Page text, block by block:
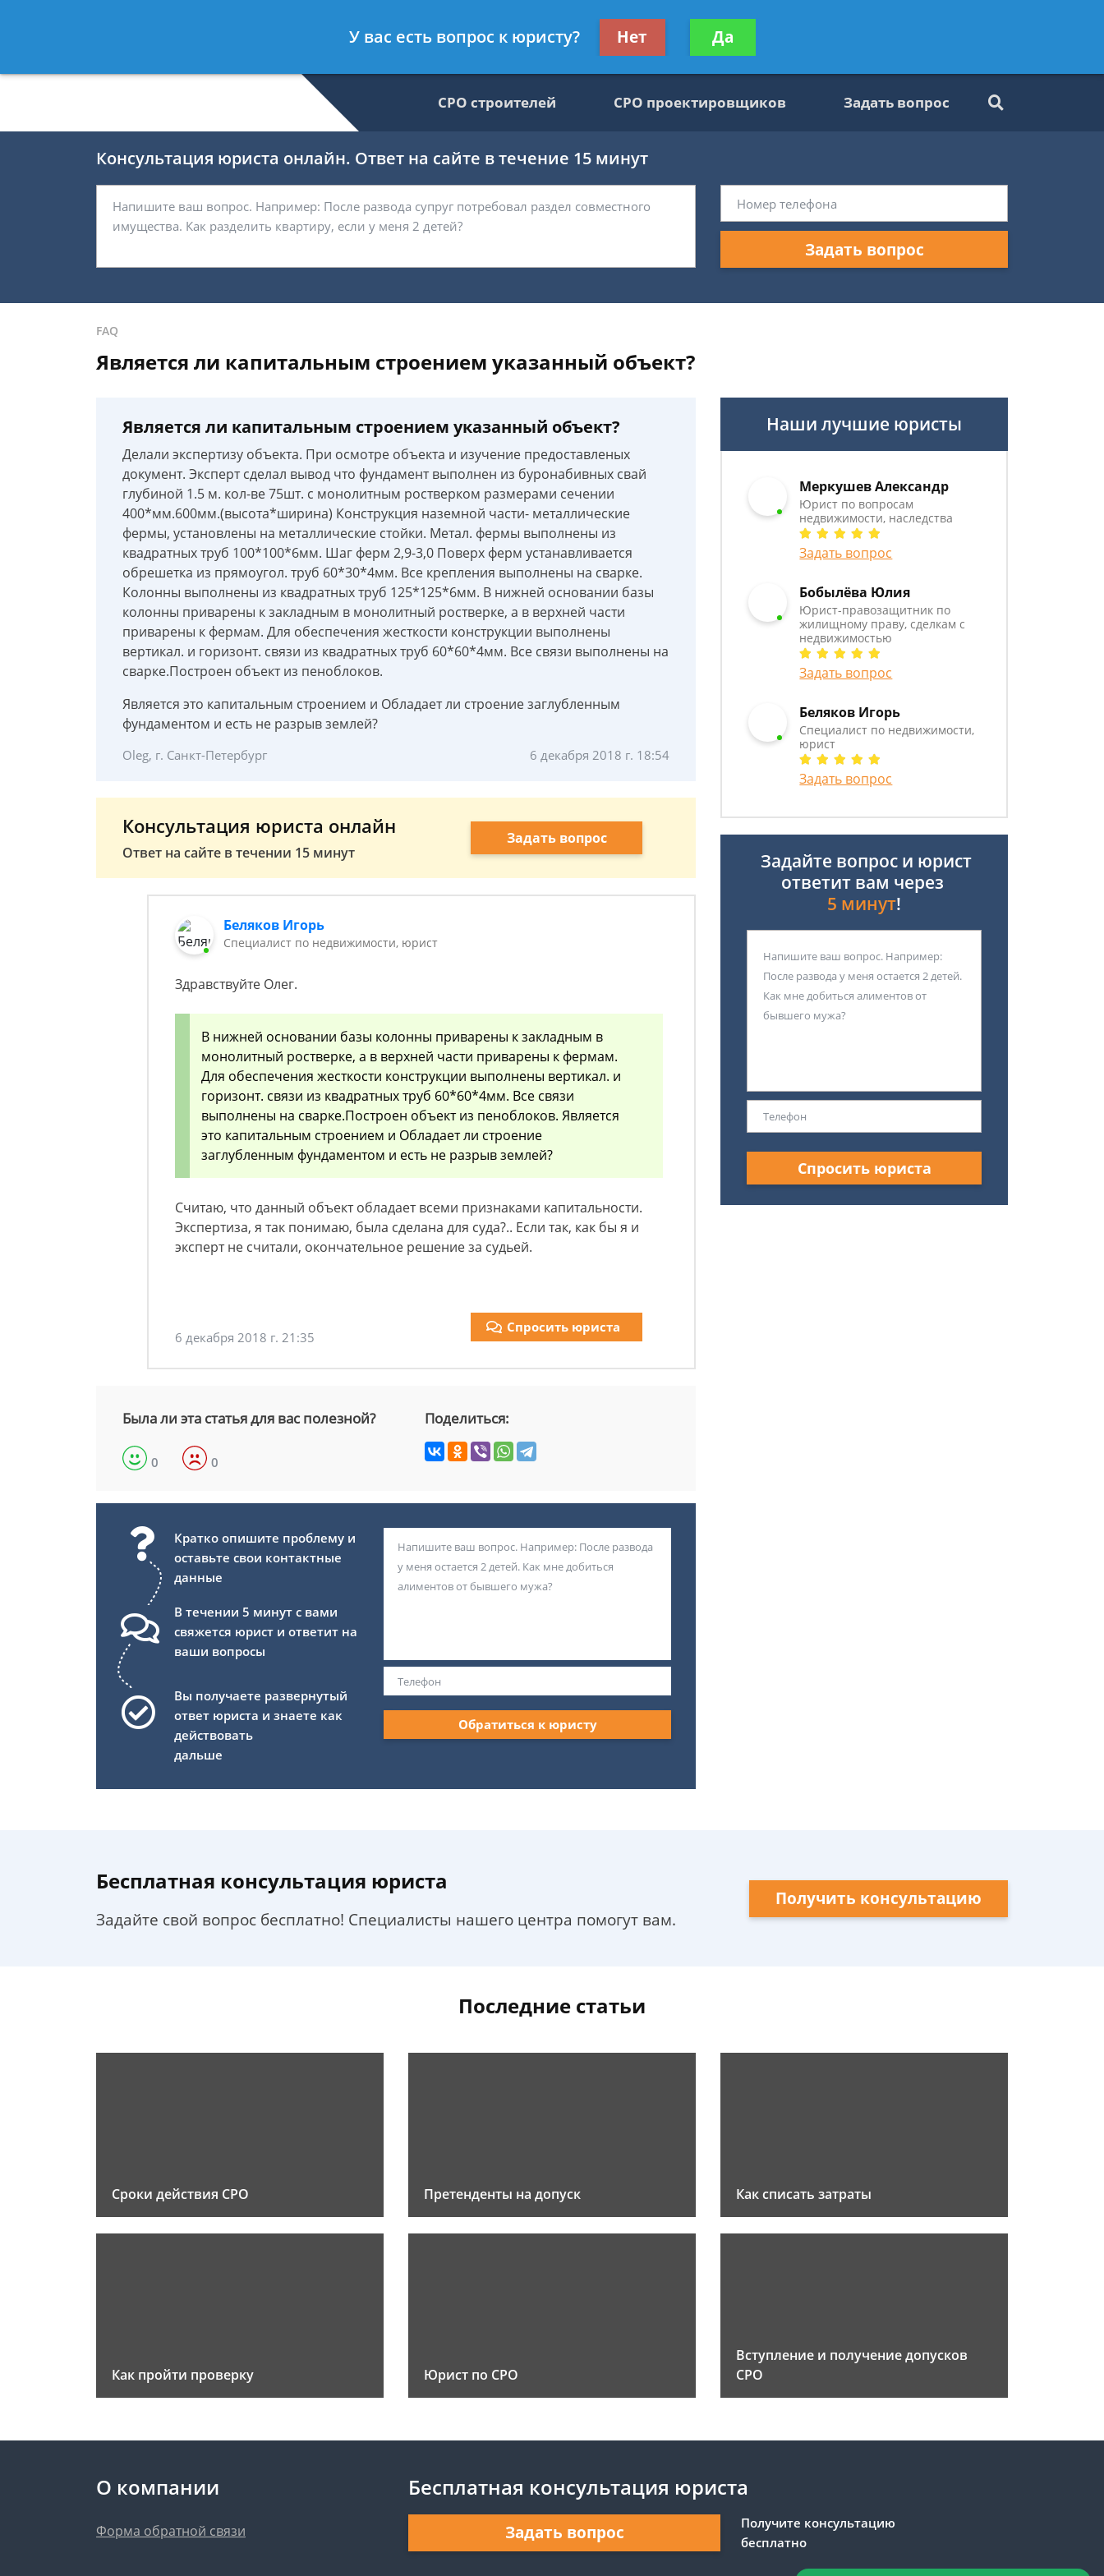
- Специалист по недвижимости, юрист
Получите консультацию
бесплатно
СРО строителей СРО проектировщиков Задать вопрос
Консультация юриста онлайн. Ответ на сайте в течение 15 минут
Задать вопрос
FAQ
Является ли капитальным строением указанный объект?
Является ли капитальным строением указанный объект?
Делали экспертизу объекта. При осмотре объекта и изучение предоставленых
документ. Эксперт сделал вывод что фундамент выполнен из буронабивных свай
глубиной 1.5 м. кол-ве 75шт. с монолитным ростверком размерами сечении
400*мм.600мм.(высота*ширина) Конструкция наземной части- металлические
фермы, установлены на металлические стойки. Метал. фермы выполнены из
квадратных труб 100*100*6мм. Шаг ферм 2,9-3,0 Поверх ферм устанавливается
обрешетка из прямоугол. труб 60*30*4мм. Все крепления выполнены на сварке.
Колонны выполнены из квадратных труб 125*125*6мм. В нижней основании базы
колонны приварены к закладным в монолитный ростверке, а в верхней части
приварены к фермам. Для обеспечения жесткости конструкции выполнены
вертикал. и горизонт. связи из квадратных труб 60*60*4мм. Все связи выполнены на
сварке.Построен объект из пеноблоков.
Является это капитальным строением и Обладает ли строение заглубленным
фундаментом и есть не разрыв землей?
Oleg, г. Санкт-Петербург 6 декабря 2018 г. 18:54
Консультация юриста онлайн
Ответ на сайте в течении 15 минут
Задать вопрос
Беляков Игорь
Специалист по недвижимости, юрист
Здравствуйте Олег.
В нижней основании базы колонны приварены к закладным в
монолитный ростверке, а в верхней части приварены к фермам.
Для обеспечения жесткости конструкции выполнены вертикал. и
горизонт. связи из квадратных труб 60*60*4мм. Все связи
выполнены на сварке.Построен объект из пеноблоков. Является
это капитальным строением и Обладает ли строение
заглубленным фундаментом и есть не разрыв землей?
Считаю, что данный объект обладает всеми признаками капитальности.
Экспертиза, я так понимаю, была сделана для суда?.. Если так, как бы я и
эксперт не считали, окончательное решение за судьей.
6 декабря 2018 г. 21:35
Спросить юриста
Была ли эта статья для вас полезной?
0 0
Поделиться:
Кратко опишите проблему и
оставьте свои контактные
данные
В течении 5 минут с вами
свяжется юрист и ответит на
ваши вопросы
Вы получаете развернутый
ответ юриста и знаете как
действовать
дальше
Обратиться к юристу
Наши лучшие юристы
Меркушев Александр
Юрист по вопросам
недвижимости, наследства
Задать вопрос
Бобылёва Юлия
Юрист-правозащитник по
жилищному праву, сделкам с
недвижимостью
Задать вопрос
Беляков Игорь
Специалист по недвижимости,
юрист
Задать вопрос
Задайте вопрос и юрист
ответит вам через
5 минут!
Спросить юриста
Бесплатная консультация юриста
Задайте свой вопрос бесплатно! Специалисты нашего центра помогут вам.
Получить консультацию
Последние статьи
Сроки действия СРО Претенденты на допуск Как списать затраты
Как пройти проверку Юрист по СРО
Вступление и получение допусков
СРО
О компании
Форма обратной связи
Бесплатная консультация юриста
Задать вопрос
Получите консультацию
бесплатно
У вас есть вопрос к юристу? Нет Да